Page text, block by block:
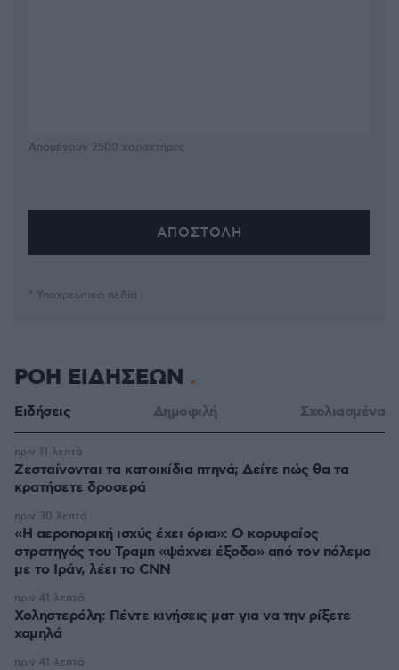
Απομένουν 2500 χαρακτήρες
* Υποχρεωτικά πεδία
ΡΟΗ ΕΙΔΗΣΕΩΝ
Ειδήσεις Δημοφιλή Σχολιασμένα
Ζεσταίνονται τα κατοικίδια πτηνά; Δείτε πώς θα τα
κρατήσετε δροσερά
πριν 11 λεπτά
«Η αεροπορική ισχύς έχει όρια»: Ο κορυφαίος
στρατηγός του Τραμπ «ψάχνει έξοδο» από τον πόλεμο
με το Ιράν, λέει το CNN
πριν 30 λεπτά
Χοληστερόλη: Πέντε κινήσεις ματ για να την ρίξετε
χαμηλά
πριν 41 λεπτά
πριν 41 λεπτά